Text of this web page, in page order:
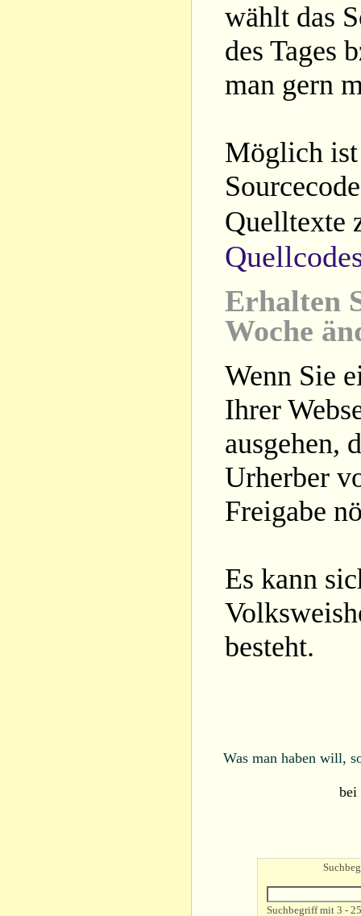
wählt das
des Tages
man gern
Möglich ist
Quelltexte
Erhalten
Woche
Wenn Sie
Ihrer
ausgehen,
Urherber
Freigabe
Es kann
besteht.
Was man haben will,
bei
Suchbegriff mit 3 -